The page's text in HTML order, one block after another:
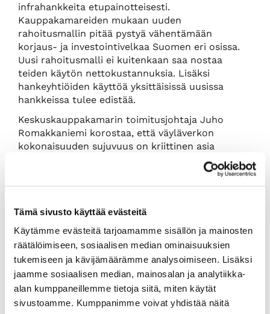
Tämä sivusto käyttää evästeitä
Käytämme evästeitä tarjoamamme sisällön ja mainosten
räätälöimiseen, sosiaalisen median ominaisuuksien
tukemiseen ja kävijämäärämme analysoimiseen. Lisäksi
jaamme sosiaalisen median, mainosalan ja analytiikka-
alan kumppaneillemme tietoja siitä, miten käytät
sivustoamme. Kumppanimme voivat yhdistää näitä
infrahankkeita etupainotteisesti.
Kauppakamareiden mukaan uuden
rahoitusmallin pitää pystyä vähentämään
korjaus- ja investointivelkaa Suomen eri osissa.
Uusi rahoitusmalli ei kuitenkaan saa nostaa
teiden käytön nettokustannuksia. Lisäksi
hankeyhtiöiden käyttöä yksittäisissä uusissa
hankkeissa tulee edistää.
Keskuskauppakamarin toimitusjohtaja Juho
Romakkaniemi korostaa, että väyläverkon
kokonaisuuden sujuvuus on kriittinen asia
talouskasvun, yritysten toimintaedellytysten sekä
huonot lähtökohdat kilpailijamaihimme
verrattuna. Maantieteelle emme voi mitään,
mutta sitä vastoin meidän tulisi tehdä
kaikkemme, jotta voimme taata kilpailukykyisen
asemamme”, hän sanoo.
Kauppakamarit haluavat kiinnittää huomiota
myös siihen, että Suomen on myös paremmin
hyödynnettävä EU:n rahoitusmahdollisuudet